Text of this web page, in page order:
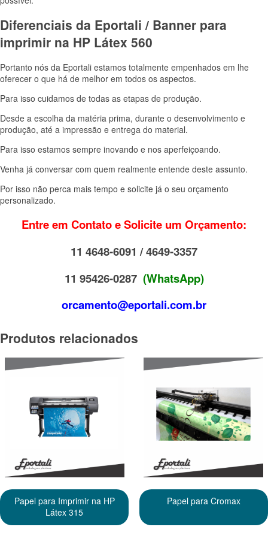
Diferenciais da Eportali / Banner para
imprimir na HP Látex 560
Portanto nós da Eportali estamos totalmente empenhados em lhe
oferecer o que há de melhor em todos os aspectos.
Para isso cuidamos de todas as etapas de produção.
Desde a escolha da matéria prima, durante o desenvolvimento e
produção, até a impressão e entrega do material.
Para isso estamos sempre inovando e nos aperfeiçoando.
Venha já conversar com quem realmente entende deste assunto.
Por isso não perca mais tempo e solicite já o seu orçamento
personalizado.
Entre em Contato e Solicite um Orçamento:
11 4648-6091 / 4649-3357
11 95426-0287 (WhatsApp)
orcamento@eportali.com.br
Produtos relacionados
Papel para Imprimir na HP
Látex 315
Papel para Cromax